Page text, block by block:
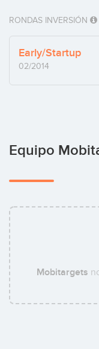
RONDAS INVERSIÓN
Early/Startup
02/2014
Equipo
Mobitargets